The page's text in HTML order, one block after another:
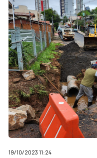
19/10/2023 11:24